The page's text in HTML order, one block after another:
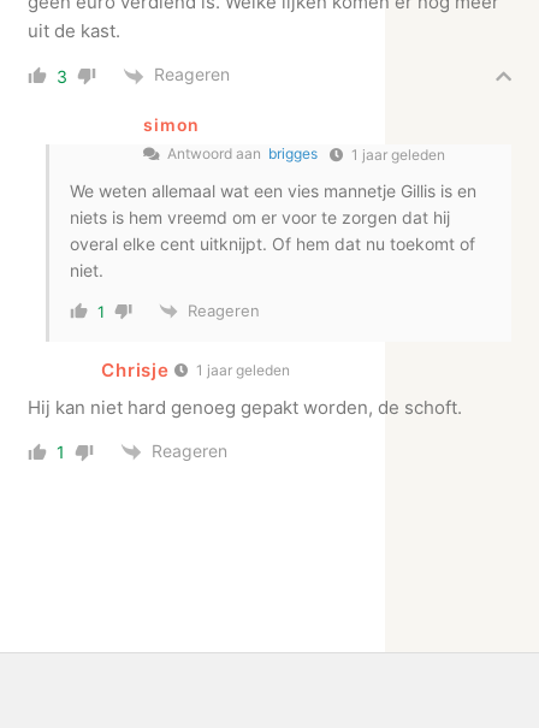
uit de kast.
3 Reageren
simon
Antwoord aan brigges 1 jaar geleden
We weten allemaal wat een vies mannetje Gillis is en
niets is hem vreemd om er voor te zorgen dat hij
overal elke cent uitknijpt. Of hem dat nu toekomt of
niet.
1 Reageren
Chrisje 1 jaar geleden
Hij kan niet hard genoeg gepakt worden, de schoft.
1 Reageren